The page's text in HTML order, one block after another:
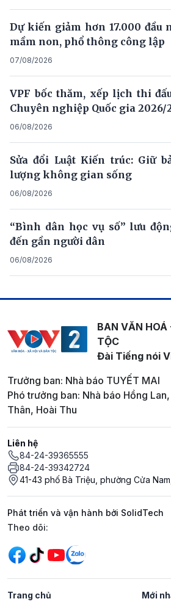
Dự kiến giảm hơn 17.000 đầu
mầm non, phổ thông công lập
07/08/2026
VPF bốc thăm, xếp lịch thi
Chuyên nghiệp Quốc gia 2026/
06/08/2026
Sửa đổi Luật Kiến trúc: Giữ
lượng không gian sống
06/08/2026
“Bình dân học vụ số” lưu
đến gần người dân
06/08/2026
BAN VĂN HOÁ
TỘC
Đài Tiếng nói
Trưởng ban: Nhà báo TUYẾT MAI
Phó trưởng ban: Nhà báo Hồng
Thân, Hoài Thu
Liên hệ
84-24-39365555
84-24-39342724
41-43 phố Bà Triệu, phường Cửa
Phát triển và vận hành bởi SolidTech
Mạng xã hội
Theo dõi:
Trang chủ Mới